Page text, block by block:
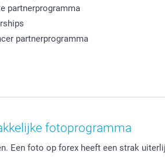
partnerprogramma
partnerprogramma
fotoprogramma
Een foto op forex heeft een strak